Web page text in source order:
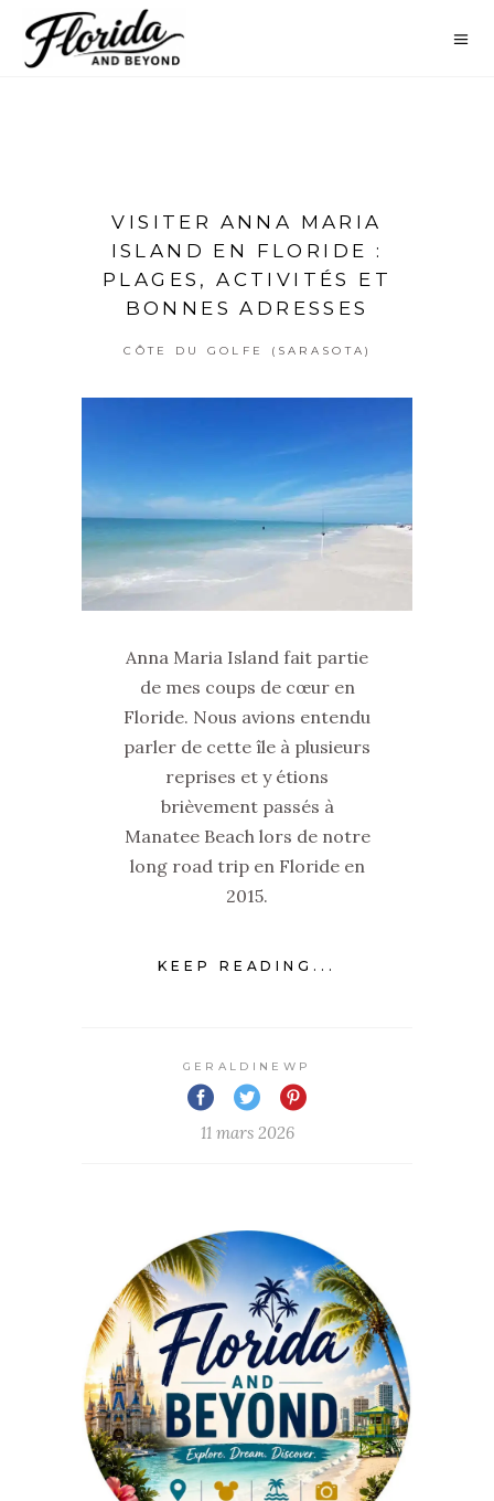
VISITER ANNA MARIA
ISLAND EN FLORIDE :
PLAGES, ACTIVITÉS ET
BONNES ADRESSES
CÔTE DU GOLFE (SARASOTA)
Anna Maria Island fait partie
de mes coups de cœur en
Floride. Nous avions entendu
parler de cette île à plusieurs
reprises et y étions
brièvement passés à
Manatee Beach lors de notre
long road trip en Floride en
2015.
KEEP READING...
GERALDINEWP
11 mars 2026